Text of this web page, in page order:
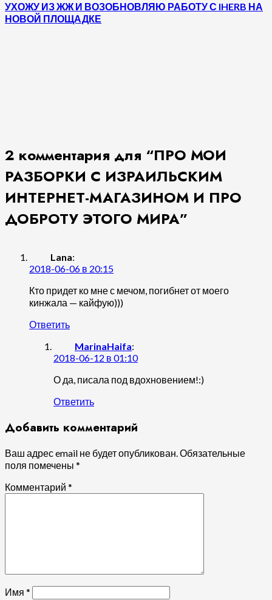
УХОЖУ ИЗ ЖЖ И ВОЗОБНОВЛЯЮ РАБОТУ С IHERB НА
НОВОЙ ПЛОЩАДКЕ
2 комментария для “ПРО МОИ
РАЗБОРКИ С ИЗРАИЛЬСКИМ
ИНТЕРНЕТ-МАГАЗИНОМ И ПРО
ДОБРОТУ ЭТОГО МИРА”
Lana:
2018-06-06 в 20:15
Кто придет ко мне с мечом, погибнет от моего
кинжала — кайфую)))
Ответить
MarinaHaifa:
2018-06-12 в 01:10
О да, писала под вдохновением!:)
Ответить
Добавить комментарий
Ваш адрес email не будет опубликован. Обязательные
поля помечены *
Комментарий *
Имя *